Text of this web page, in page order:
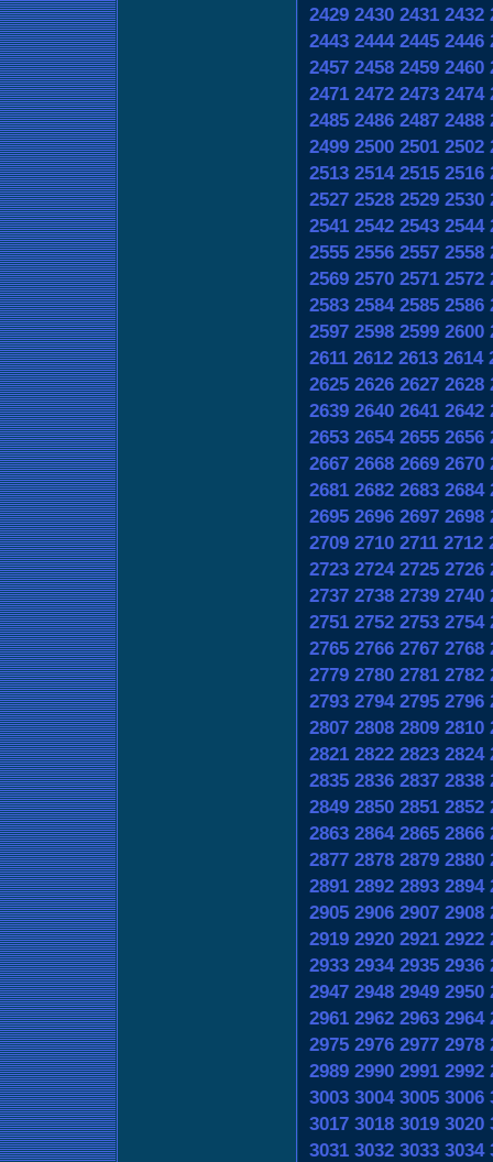
2429 2430 2431 2432
2443 2444 2445 2446
2457 2458 2459 2460
2471 2472 2473 2474
2485 2486 2487 2488
2499 2500 2501 2502
2513 2514 2515 2516
2527 2528 2529 2530
2541 2542 2543 2544
2555 2556 2557 2558
2569 2570 2571 2572
2583 2584 2585 2586
2597 2598 2599 2600
2611 2612 2613 2614
2625 2626 2627 2628
2639 2640 2641 2642
2653 2654 2655 2656
2667 2668 2669 2670
2681 2682 2683 2684
2695 2696 2697 2698
2709 2710 2711 2712
2723 2724 2725 2726
2737 2738 2739 2740
2751 2752 2753 2754
2765 2766 2767 2768
2779 2780 2781 2782
2793 2794 2795 2796
2807 2808 2809 2810
2821 2822 2823 2824
2835 2836 2837 2838
2849 2850 2851 2852
2863 2864 2865 2866
2877 2878 2879 2880
2891 2892 2893 2894
2905 2906 2907 2908
2919 2920 2921 2922
2933 2934 2935 2936
2947 2948 2949 2950
2961 2962 2963 2964
2975 2976 2977 2978
2989 2990 2991 2992
3003 3004 3005 3006
3017 3018 3019 3020
3031 3032 3033 3034